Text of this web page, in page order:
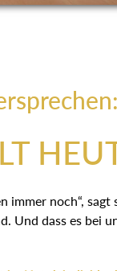
noch“,
Und dass es bei